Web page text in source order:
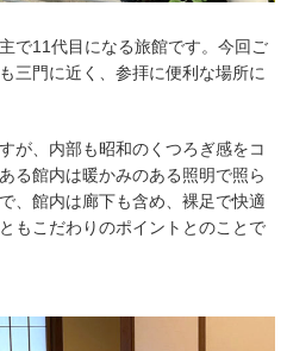
で11代目になる旅館です。今回ご
三門に近く、参拝に便利な場所に
が、内部も昭和のくつろぎ感をコ
る館内は暖かみのある照明で照ら
、館内は廊下も含め、裸足で快適
もこだわりのポイントとのことで